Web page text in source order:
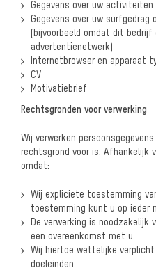
Gegevens over uw
Gegevens over uw surfgedrag
(bijvoorbeeld omdat dit bedrijf
advertentienetwerk)
Internetbrowser en apparaat
CV
Motivatiebrief
Rechtsgronden voor verwerking
Wij verwerken
rechtsgrond voor is. Afhankelijk
omdat:
Wij expliciete toestemming
toestemming kunt u op ieder
De verwerking is noodzakelijk
een overeenkomst met u.
Wij hiertoe wettelijke
doeleinden.